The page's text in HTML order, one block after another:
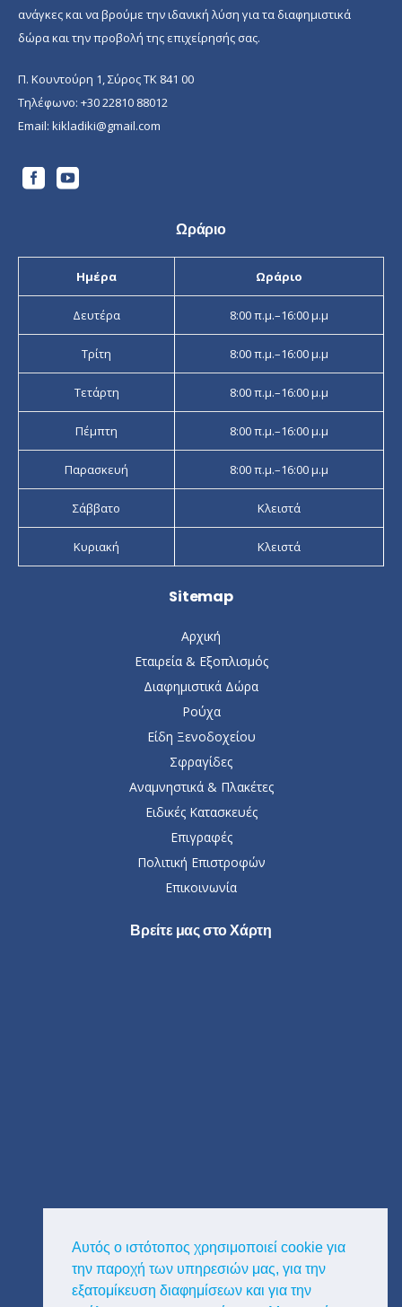
Αυτός ο ιστότοπος χρησιμοποιεί cookie για
την παροχή των υπηρεσιών μας, για την
εξατομίκευση διαφημίσεων και για την
ανάγκες και να βρούμε την ιδανική λύση για τα διαφημιστικά
δώρα και την προβολή της επιχείρησής σας.
Π. Κουντούρη 1, Σύρος ΤΚ 841 00
Τηλέφωνο: +30 22810 88012
Email: kikladiki@gmail.com
Ωράριο
Ημέρα Ωράριο
Δευτέρα 8:00 π.μ.–16:00 μ.μ
Τρίτη 8:00 π.μ.–16:00 μ.μ
Τετάρτη 8:00 π.μ.–16:00 μ.μ
Πέμπτη 8:00 π.μ.–16:00 μ.μ
Παρασκευή 8:00 π.μ.–16:00 μ.μ
Σάββατο Κλειστά
Κυριακή Κλειστά
Sitemap
Αρχική
Εταιρεία & Εξοπλισμός
Διαφημιστικά Δώρα
Ρούχα
Είδη Ξενοδοχείου
Σφραγίδες
Αναμνηστικά & Πλακέτες
Ειδικές Κατασκευές
Επιγραφές
Πολιτική Επιστροφών
Επικοινωνία
Βρείτε μας στο Χάρτη